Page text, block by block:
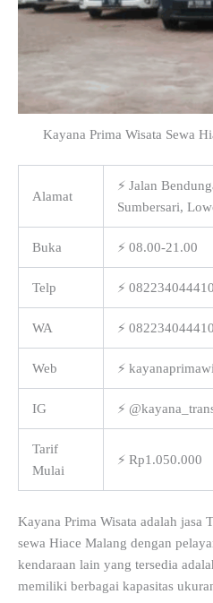
Kayana Prima Wisata Sewa
Alamat
⚡ Jalan
Sumbersari,
Buka ⚡ 08.00-21.00
Telp ⚡ 082234044410
WA ⚡ 082234044410
Web ⚡
IG ⚡
Tarif
Mulai
⚡ Rp1.050.000
Kayana Prima Wisata adalah jasa
sewa Hiace Malang dengan
kendaraan lain yang tersedia
memiliki berbagai kapasitas